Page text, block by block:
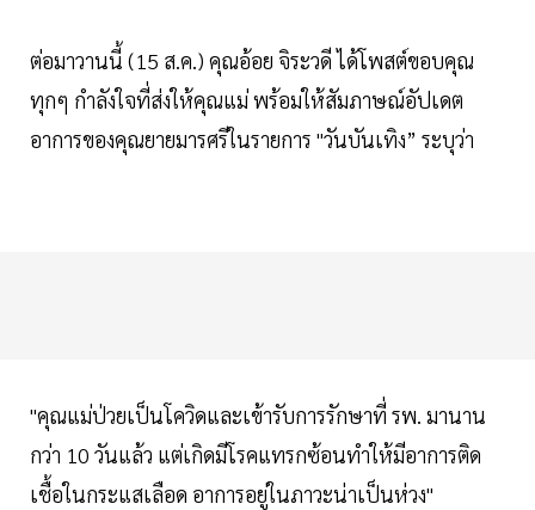
ต่อมาวานนี้ (15 ส.ค.) คุณอ้อย จิระวดี ได้โพสต์ขอบคุณ
ทุกๆ กำลังใจที่ส่งให้คุณแม่ พร้อมให้สัมภาษณ์อัปเดต
อาการของคุณยายมารศรีในรายการ "วันบันเทิง” ระบุว่า
"คุณแม่ป่วยเป็นโควิดและเข้ารับการรักษาที่ รพ. มานาน
กว่า 10 วันแล้ว แต่เกิดมีโรคแทรกซ้อนทำให้มีอาการติด
เชื้อในกระแสเลือด อาการอยู่ในภาวะน่าเป็นห่วง"